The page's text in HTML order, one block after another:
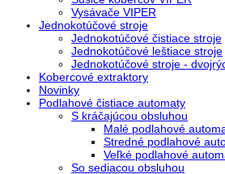
Vysávače VIPER
Jednokotúčové stroje
Jednokotúčové čistiace stroje
Jednokotúčové leštiace stroje
Jednokotúčové stroje -
Kobercové extraktory
Novinky
Podlahové čistiace automaty
S kráčajúcou obsluhou
Malé podlahové
Stredné podlahové
Veľké podlahové
So sediacou obsluhou